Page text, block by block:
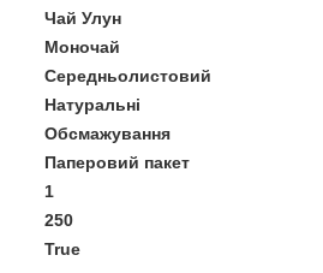
Чай Улун
Моночай
Середньолистовий
Натуральні
Обсмажування
Паперовий пакет
1
250
True